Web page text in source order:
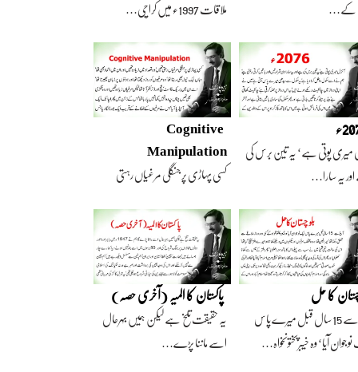
کے…
ملاقات 1997ء میں کراچی…
میری پوتی ہے‘ یہ تین برس کی
یہ سارا…
Cognitive
Manipulation
کسی پہاڑی پر جنگلی مرغیاں رہتی
کا حل
آج سے 15 سال قبل میرے پاس
آیا‘ وہ خیبرپختونخواہ…
پاکستان کا المیہ (آخری حصہ)
یہ حقیقت تلخ ہے لیکن ہمیں بہرحال
اسے ماننا پڑے…